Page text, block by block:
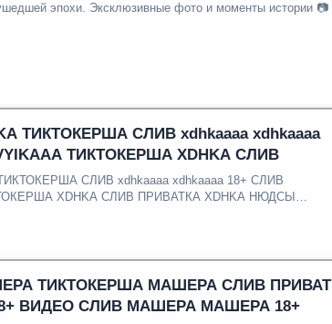
эпохи. Эксклюзивные фото и моменты истории 📷
ТИКТОКЕРША СЛИВ xdhkaaaa xdhkaaaa
ТИКТОКЕРША XDHKA СЛИВ
СЛИВ xdhkaaaa xdhkaaaa 18+ СЛИВ
XDHKA СЛИВ ПРИВАТКА XDHKA НЮДСЫ
ТИКТОКЕРША МАШЕРА СЛИВ ПРИВАТ
ВИДЕО СЛИВ МАШЕРА МАШЕРА 18+